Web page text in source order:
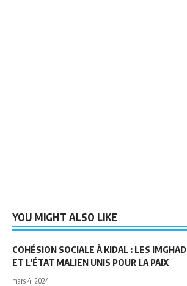
YOU MIGHT ALSO LIKE
COHÉSION SOCIALE À KIDAL : LES IMGHAD
ET L’ÉTAT MALIEN UNIS POUR LA PAIX
mars 4, 2024